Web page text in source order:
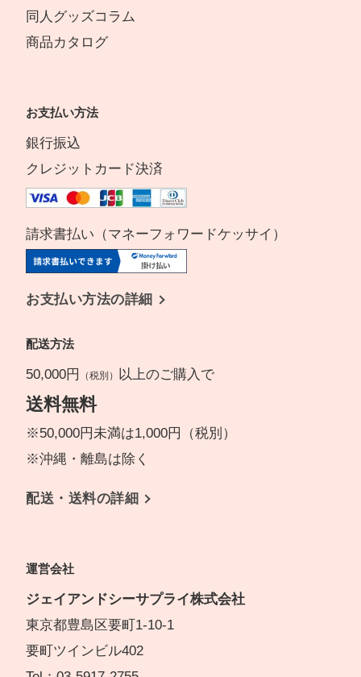
同人グッズコラム
商品カタログ
お支払い方法
銀行振込
クレジットカード決済
請求書払い（マネーフォワードケッサイ）
お支払い方法の詳細
配送方法
50,000円 （税別） 以上のご購入で
送料無料
※50,000円未満は1,000円（税別）
※沖縄・離島は除く
配送・送料の詳細
運営会社
ジェイアンドシーサプライ株式会社
東京都豊島区要町1-10-1
要町ツインビル402